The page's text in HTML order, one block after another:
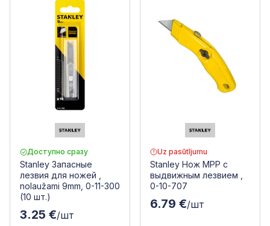
Доступно сразу
Stanley Запасные
лезвия для ножей ,
nolaužami 9mm, 0-11-300
(10 шт.)
3.25 €/шт
Uz pasūtījumu
Stanley Нож MPP с
выдвижным лезвием ,
0-10-707
6.79 €/шт